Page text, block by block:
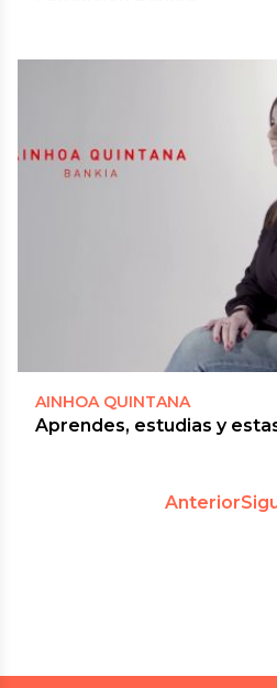
AINHOA QUINTANA
Aprendes, estudias y
Anterior